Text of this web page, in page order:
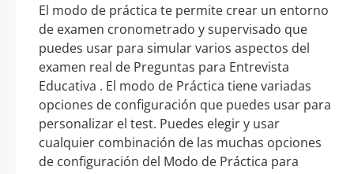
El modo de práctica te permite crear un entorno
de examen cronometrado y supervisado que
puedes usar para simular varios aspectos del
examen real de Preguntas para Entrevista
Educativa . El modo de Práctica tiene variadas
opciones de configuración que puedes usar para
personalizar el test. Puedes elegir y usar
cualquier combinación de las muchas opciones
de configuración del Modo de Práctica para